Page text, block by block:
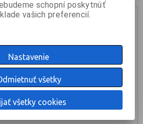
schopní poskytnúť
vašich preferencií.
Nastavenie
všetky
všetky cookies